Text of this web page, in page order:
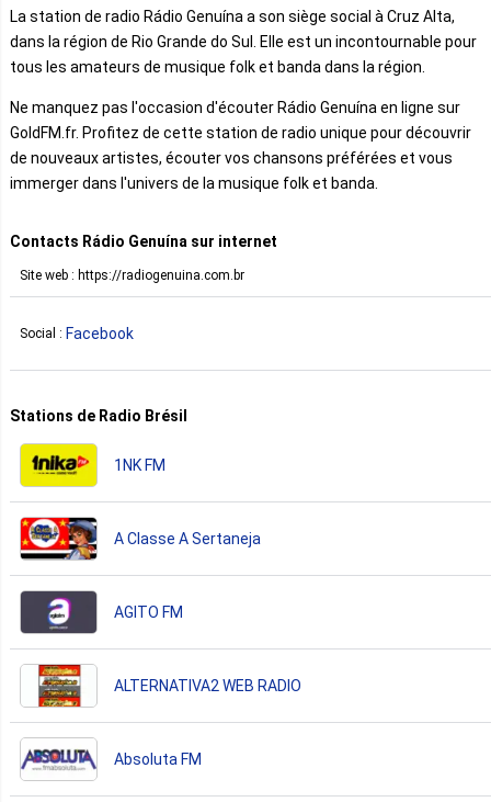
La station de radio Rádio Genuína a son siège social à Cruz Alta,
dans la région de Rio Grande do Sul. Elle est un incontournable pour
tous les amateurs de musique folk et banda dans la région.
Ne manquez pas l'occasion d'écouter Rádio Genuína en ligne sur
GoldFM.fr. Profitez de cette station de radio unique pour découvrir
de nouveaux artistes, écouter vos chansons préférées et vous
immerger dans l'univers de la musique folk et banda.
Contacts Rádio Genuína sur internet
Site web : https://radiogenuina.com.br
Social : Facebook
Stations de Radio Brésil
1NK FM
A Classe A Sertaneja
AGITO FM
ALTERNATIVA2 WEB RADIO
Absoluta FM